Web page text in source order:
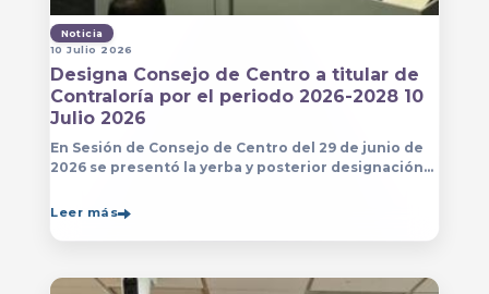
Noticia
10 Julio 2026
Designa Consejo de Centro a titular de
Contraloría por el periodo 2026-2028 10
Julio 2026
En Sesión de Consejo de Centro del 29 de junio de
2026 se presentó la yerba y posterior designación
del Centro Universitario de Arte, Arquitectura
Leer más